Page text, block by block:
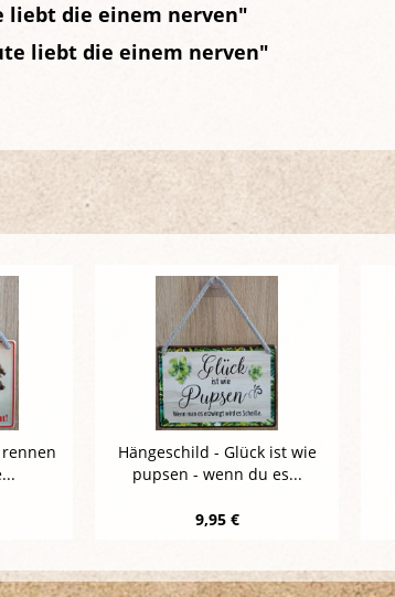
liebt die einem nerven"
liebt die einem nerven"
Hängeschild - Glück ist wie
pupsen - wenn du es...
9,95 €